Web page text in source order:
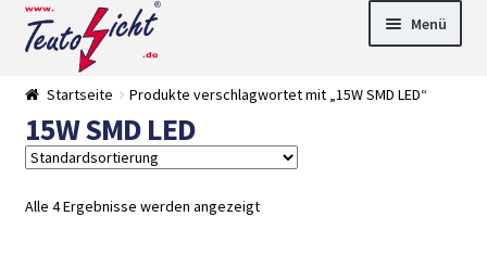
Zur
Navigation
springen
Springe
zum
Menü
►
Startseite Produkte verschlagwortet mit „15W SMD LED“
15W SMD LED
Alle 4 Ergebnisse werden angezeigt